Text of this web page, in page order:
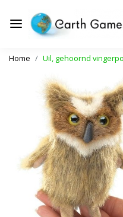
Home Uil, gehoornd
Vorige